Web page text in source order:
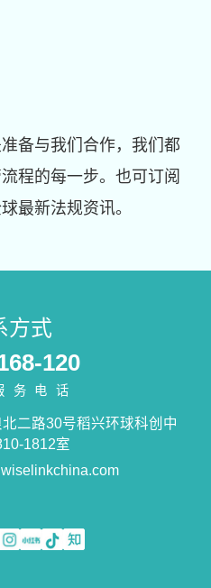
备与我们合作，我们都
程的每一步。也可订阅
最新法规资讯。
方式
120
务电话
二路30号稻兴环球科创中
1812室